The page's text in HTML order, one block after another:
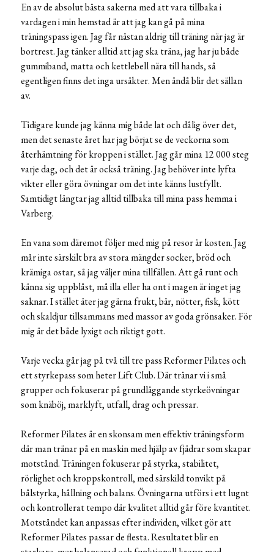
En av de absolut bästa sakerna med att vara tillbaka i
vardagen i min hemstad är att jag kan gå på mina
träningspass igen. Jag får nästan aldrig till träning när jag är
bortrest. Jag tänker alltid att jag ska träna, jag har ju både
gummiband, matta och kettlebell nära till hands, så
egentligen finns det inga ursäkter. Men ändå blir det sällan
av.
Tidigare kunde jag känna mig både lat och dålig över det,
men det senaste året har jag börjat se de veckorna som
återhämtning för kroppen i stället. Jag går mina 12 000 steg
varje dag, och det är också träning. Jag behöver inte lyfta
vikter eller göra övningar om det inte känns lustfyllt.
Samtidigt längtar jag alltid tillbaka till mina pass hemma i
Varberg.
En vana som däremot följer med mig på resor är kosten. Jag
mår inte särskilt bra av stora mängder socker, bröd och
krämiga ostar, så jag väljer mina tillfällen. Att gå runt och
känna sig uppblåst, må illa eller ha ont i magen är inget jag
saknar. I stället äter jag gärna frukt, bär, nötter, fisk, kött
och skaldjur tillsammans med massor av goda grönsaker. För
mig är det både lyxigt och riktigt gott.
Varje vecka går jag på två till tre pass Reformer Pilates och
ett styrkepass som heter Lift Club. Där tränar vi i små
grupper och fokuserar på grundläggande styrkeövningar
som knäböj, marklyft, utfall, drag och pressar.
Reformer Pilates är en skonsam men effektiv träningsform
där man tränar på en maskin med hjälp av fjädrar som skapar
motstånd. Träningen fokuserar på styrka, stabilitet,
rörlighet och kroppskontroll, med särskild tonvikt på
bålstyrka, hållning och balans. Övningarna utförs i ett lugnt
och kontrollerat tempo där kvalitet alltid går före kvantitet.
Motståndet kan anpassas efter individen, vilket gör att
Reformer Pilates passar de flesta. Resultatet blir en